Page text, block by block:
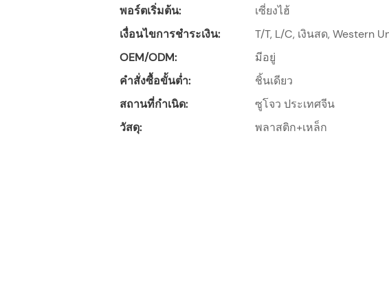
พอร์ตเริ่มต้น:
เซี่ยงไฮ้
เงื่อนไขการชำระเงิน:
T/T, L/C, เงินสด, Western
OEM/ODM:
มีอยู่
คำสั่งซื้อขั้นต่ำ:
ชิ้นเดียว
สถานที่กำเนิด:
ซูโจว ประเทศจีน
วัสดุ:
พลาสติก+เหล็ก